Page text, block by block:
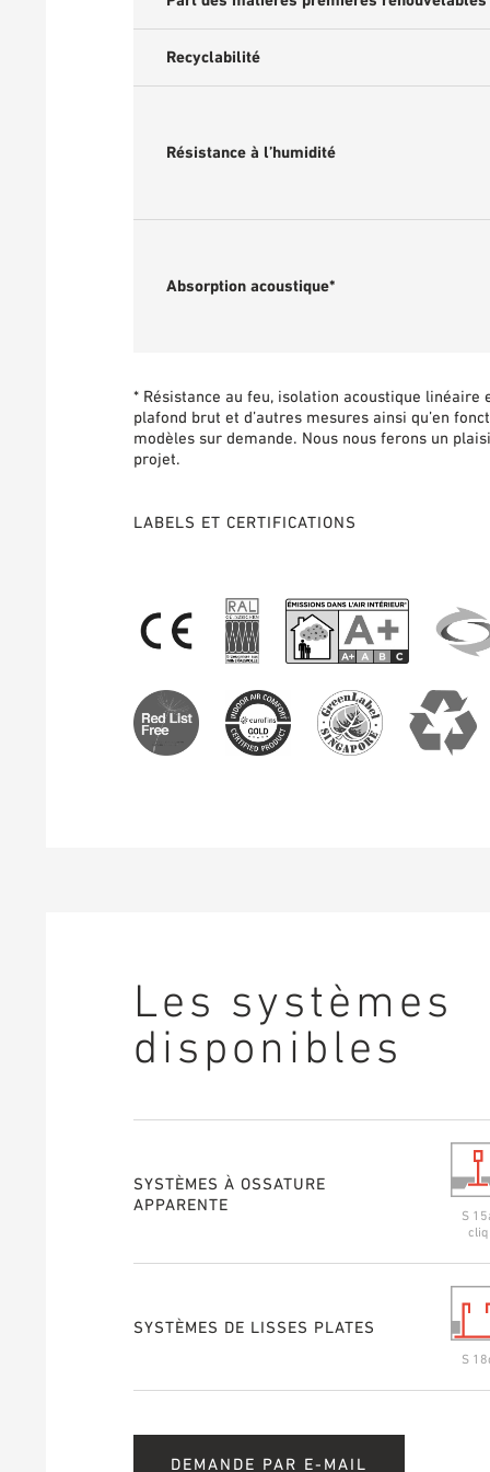
Recyclabilité
Résistance à l’humidité
Absorption acoustique*
* Résistance au feu, isolation acoustique
plafond brut et d’autres mesures ainsi qu’en
modèles sur demande. Nous nous ferons un
projet.
LABELS ET CERTIFICATIONS
Les systèmes
disponibles
SYSTÈMES À OSSATURE
APPARENTE
S
cliq
SYSTÈMES DE LISSES PLATES
S
DEMANDE PAR E-MAIL